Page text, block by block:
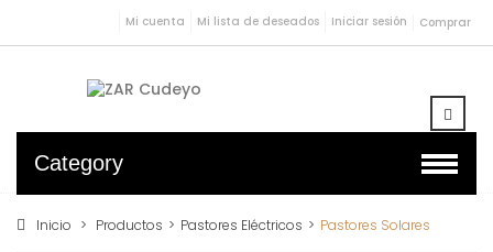
Mi cuenta Mi lista de deseados Comprar
Iniciar sesión
Category
Inicio > Productos > Pastores Eléctricos > Pastores Solares